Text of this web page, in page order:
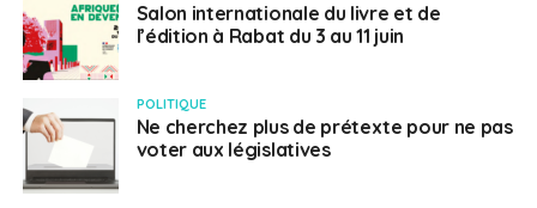
Salon internationale du livre et de
l’édition à Rabat du 3 au 11 juin
POLITIQUE
Ne cherchez plus de prétexte pour ne pas
voter aux législatives